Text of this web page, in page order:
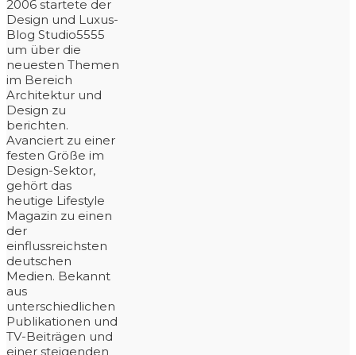
2006 startete der
Design und Luxus-
Blog Studio5555
um über die
neuesten Themen
im Bereich
Architektur und
Design zu
berichten.
Avanciert zu einer
festen Größe im
Design-Sektor,
gehört das
heutige Lifestyle
Magazin zu einen
der
einflussreichsten
deutschen
Medien. Bekannt
aus
unterschiedlichen
Publikationen und
TV-Beiträgen und
einer steigenden